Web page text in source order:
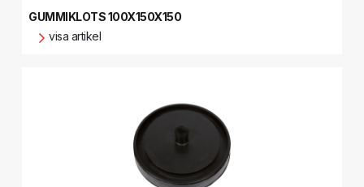
GUMMIKLOTS 100X150X150
visa artikel